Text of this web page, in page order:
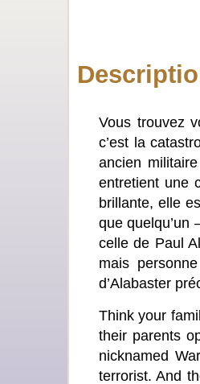
Vous trouvez
c’est la
ancien
entretient une
brillante, elle
que
celle de Paul
mais
d’Alabaster
Think your
their parents
nicknamed
terrorist. And